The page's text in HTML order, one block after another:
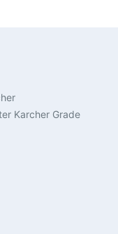
Karcher Grade